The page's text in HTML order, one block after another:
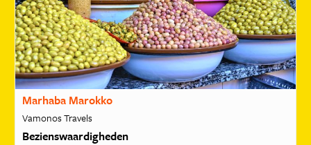
Marhaba Marokko
Vamonos Travels
Bezienswaardigheden